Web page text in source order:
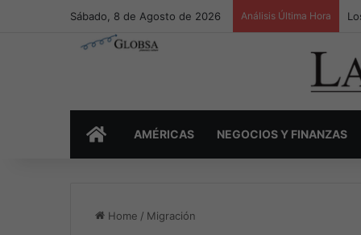
Sábado, 8 de Agosto de 2026 Análisis Última Hora
INICIOAMÉRICAS NEGOCIOS Y FINANZAS
Home / Migración